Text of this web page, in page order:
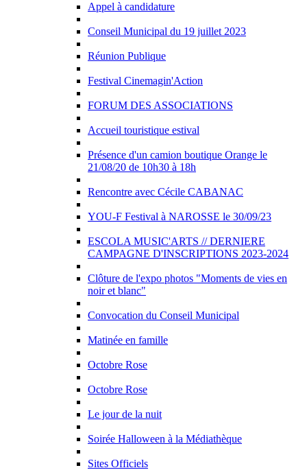
Appel à candidature
Conseil Municipal du 19 juillet 2023
Réunion Publique
Festival Cinemagin'Action
FORUM DES ASSOCIATIONS
Accueil touristique estival
Présence d'un camion boutique Orange le
21/08/20 de 10h30 à 18h
Rencontre avec Cécile CABANAC
YOU-F Festival à NAROSSE le 30/09/23
ESCOLA MUSIC'ARTS // DERNIERE
CAMPAGNE D'INSCRIPTIONS 2023-2024
Clôture de l'expo photos "Moments de vies en
noir et blanc"
Convocation du Conseil Municipal
Matinée en famille
Octobre Rose
Octobre Rose
Le jour de la nuit
Soirée Halloween à la Médiathèque
Sites Officiels